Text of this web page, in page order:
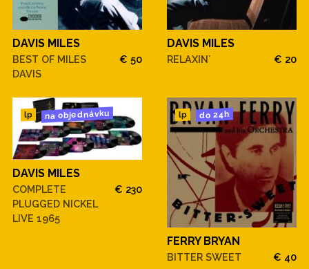
DAVIS MILES
BEST OF MILES
DAVIS
€ 50
DAVIS MILES
RELAXIN´ € 20
lp na objednávku
DAVIS MILES
COMPLETE
PLUGGED NICKEL
LIVE 1965
€ 230
lp do 24h
FERRY BRYAN
BITTER SWEET € 40